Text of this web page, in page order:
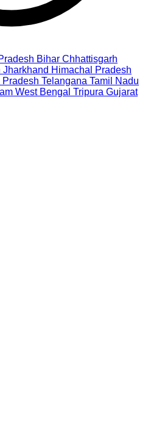
Bihar Chhattisgarh
Jharkhand Himachal Pradesh
Telangana Tamil Nadu
West Bengal Tripura Gujarat